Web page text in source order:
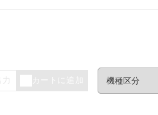
カートに追加